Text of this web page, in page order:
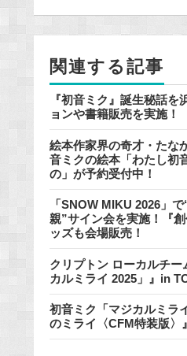
k
関連する記事
『初音ミク』誕生秘話を
ョンや書籍販売を実施！
絵本作家界の奇才・たな
音ミクの絵本「わたし初
の」が予約受付中！
「SNOW MIKU 2026」
親”サイン会を実施！『
ッズも会場販売！
クリプトン ローカルチ
カルミライ 2025」』in
初音ミク「マジカルミラ
のミライ〈CFM特装版〉